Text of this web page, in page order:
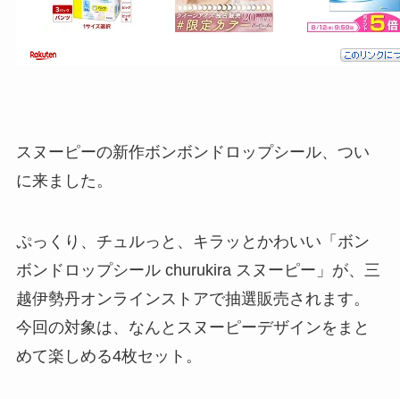
スヌーピーの新作ボンボンドロップシール、つい
に来ました。
ぷっくり、チュルっと、キラッとかわいい「ボン
ボンドロップシール churukira スヌーピー」が、三
越伊勢丹オンラインストアで抽選販売されます。
今回の対象は、なんとスヌーピーデザインをまと
めて楽しめる4枚セット。